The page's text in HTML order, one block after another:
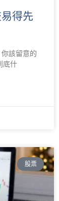
得先
該留意的
底什
股票